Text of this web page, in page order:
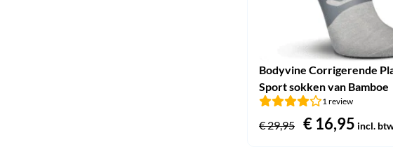
Bodyvine Corrigerende
Sport sokken van Bamboe
1 review
€29,95 € 16,95 incl.